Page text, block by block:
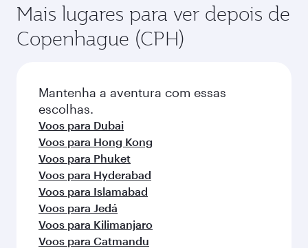
Mais lugares para ver depois de
Copenhague (CPH)
Mantenha a aventura com essas
escolhas.
Voos para Dubai
Voos para Hong Kong
Voos para Phuket
Voos para Hyderabad
Voos para Islamabad
Voos para Jedá
Voos para Kilimanjaro
Voos para Catmandu